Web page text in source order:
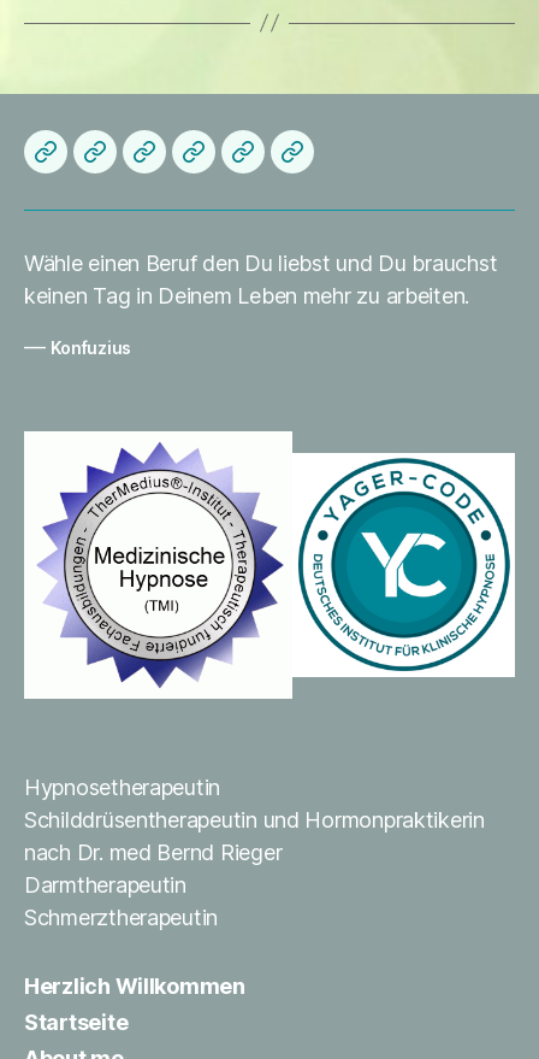
HerzlichStartseite
AboutDie
Datenschutzerklärung
Impressum
Wähle einen Beruf den Du liebst und Du brauchst
keinen Tag in Deinem Leben mehr zu arbeiten.
— Konfuzius
Hypnosetherapeutin
Schilddrüsentherapeutin und Hormonpraktikerin
nach Dr. med Bernd Rieger
Darmtherapeutin
Schmerztherapeutin
Herzlich Willkommen
Startseite